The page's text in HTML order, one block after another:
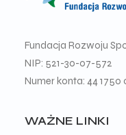
Fundacja Rozwoju
NIP: 521-30-07-572
Numer konta: 44
WAŻNE LINKI